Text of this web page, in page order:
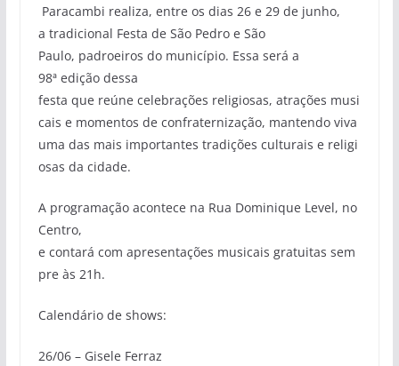
Paracambi realiza, entre os dias 26 e 29 de junho,
a tradicional Festa de São Pedro e São
Paulo, padroeiros do município. Essa será a
98ª edição dessa
festa que reúne celebrações religiosas, atrações musi
cais e momentos de confraternização, mantendo viva
uma das mais importantes tradições culturais e religi
osas da cidade.
A programação acontece na Rua Dominique Level, no
Centro,
e contará com apresentações musicais gratuitas sem
pre às 21h.
Calendário de shows:
26/06 – Gisele Ferraz